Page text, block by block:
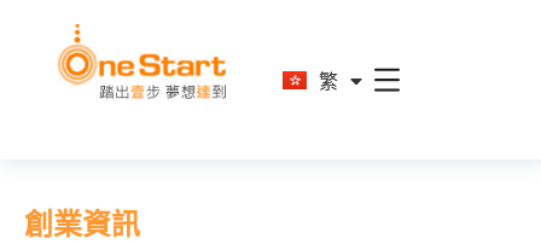
繁
简
創業資訊